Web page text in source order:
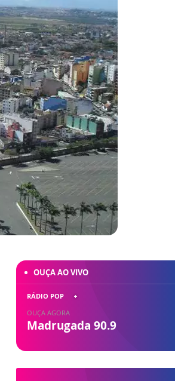
OUÇA AO VIVO
RÁDIO POP
OUÇA AGORA
Madrugada 90.9